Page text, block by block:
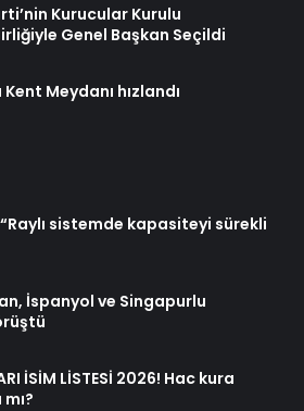
Kurucular Kurulu
Genel Başkan Seçildi
Meydanı hızlandı
sistemde kapasiteyi sürekli
İspanyol ve Singapurlu
İSİM LİSTESİ 2026! Hac kura